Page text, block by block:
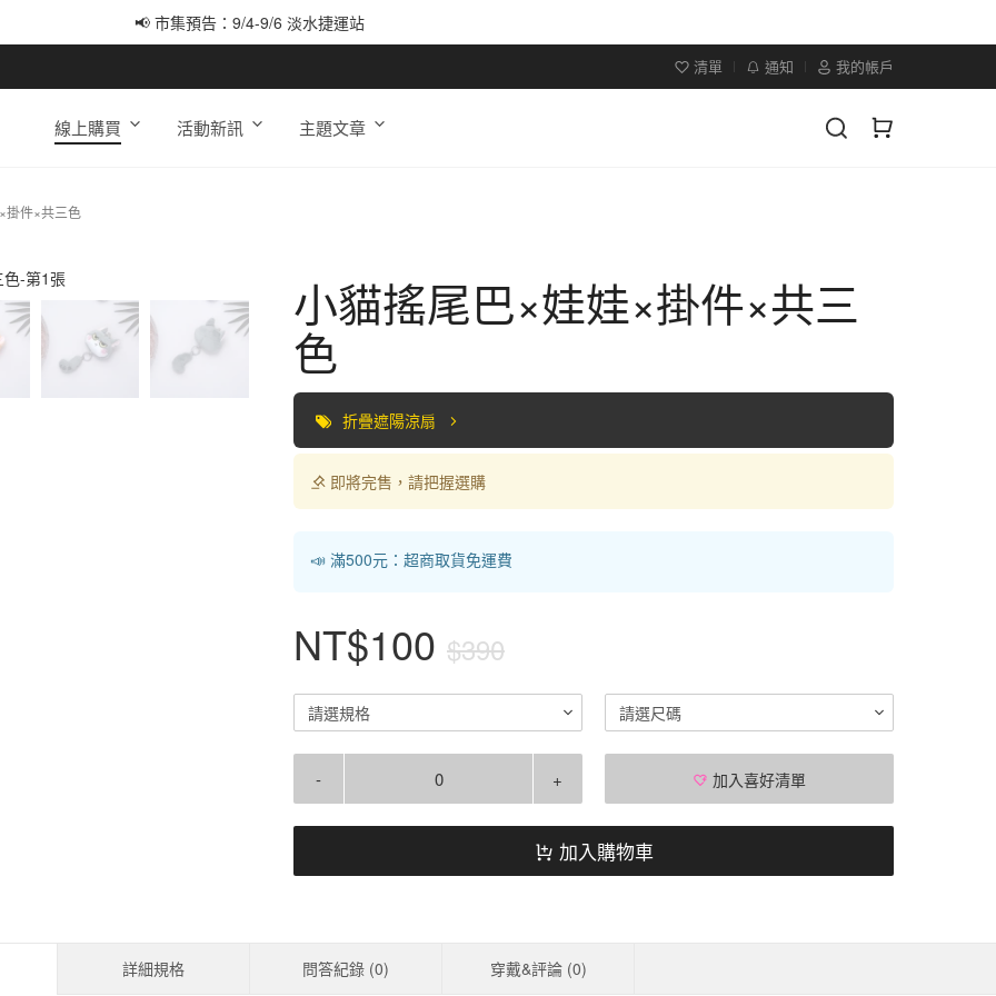
📢 市集預告：9/4-9/6 淡水捷運站
清單 通知 我的帳戶
線上購買 活動新訊 主題文章
掛件×共三色
小貓搖尾巴×娃娃×掛件×共三
色
折疊遮陽涼扇
即將完售，請把握選購
📣 滿500元：超商取貨免運費
NT$100 $390
請選規格 請選尺碼
- + 加入喜好清單
加入購物車
詳細規格 問答紀錄 (0) 穿戴&評論 (0)